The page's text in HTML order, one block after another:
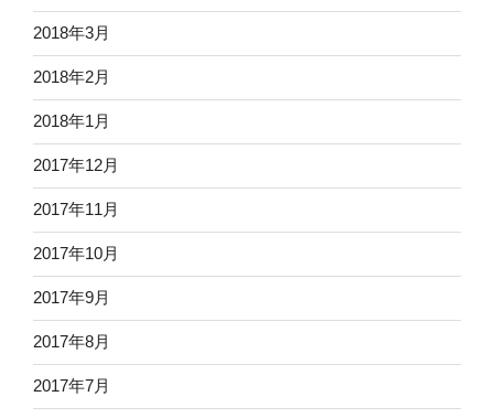
2018年3月
2018年2月
2018年1月
2017年12月
2017年11月
2017年10月
2017年9月
2017年8月
2017年7月